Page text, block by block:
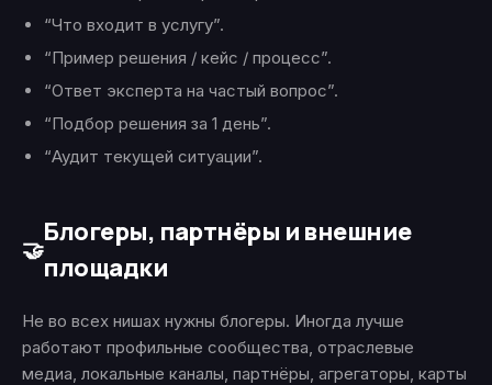
“Что входит в услугу”.
“Пример решения / кейс / процесс”.
“Ответ эксперта на частый вопрос”.
“Подбор решения за 1 день”.
“Аудит текущей ситуации”.
🤝
Блогеры, партнёры и внешние
площадки
Не во всех нишах нужны блогеры. Иногда лучше
работают профильные сообщества, отраслевые
медиа, локальные каналы, партнёры, агрегаторы, карты